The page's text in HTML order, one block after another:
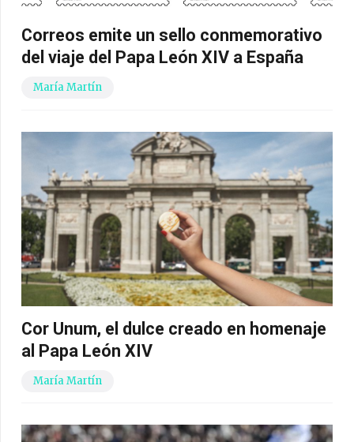
Correos emite un sello conmemorativo
del viaje del Papa León XIV a España
María Martín
Cor Unum, el dulce creado en homenaje
al Papa León XIV
María Martín